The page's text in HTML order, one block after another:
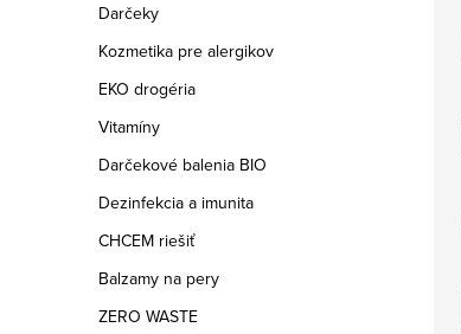
Darčeky
Kozmetika pre alergikov
EKO drogéria
Vitamíny
Darčekové balenia BIO
Dezinfekcia a imunita
CHCEM riešiť
Balzamy na pery
ZERO WASTE